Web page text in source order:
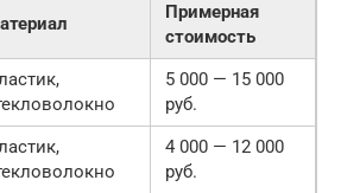
Примерная
стоимость
5 000 — 15 000
руб.
4 000 — 12 000
руб.